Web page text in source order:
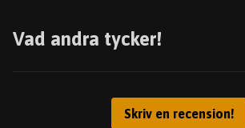
Vad andra tycker!
Skriv en recension!